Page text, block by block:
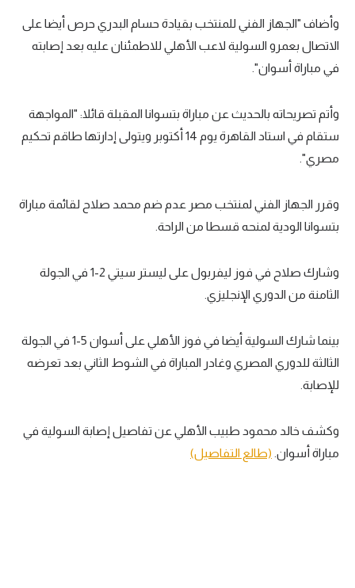
رياضات أخرى
أمم إفريقيا
كرة سلة
كرة يد
الوطن العربي
رياضة نسائية
أمريكا
ركن الألعاب
Gamers
ميركاتو
وأضاف "الجهاز الفني للمنتخب بقيادة حسام البدري حرص أيضا على
الاتصال بعمرو السولية لاعب الأهلي للاطمئنان عليه بعد إصابته
في مباراة أسوان".
وأتم تصريحاته بالحديث عن مباراة بتسوانا المقبلة قائلا: "المواجهة
ستقام في استاد القاهرة يوم 14 أكتوبر ويتولى إدارتها طاقم تحكيم
مصري".
وقرر الجهاز الفني لمنتخب مصر عدم ضم محمد صلاح لقائمة مباراة
بتسوانا الودية لمنحه قسطا من الراحة.
وشارك صلاح في فوز ليفربول على ليستر سيتي 2-1 في الجولة
الثامنة من الدوري الإنجليزي.
بينما شارك السولية أيضا في فوز الأهلي على أسوان 5-1 في الجولة
الثالثة للدوري المصري وغادر المباراة في الشوط الثاني بعد تعرضه
للإصابة.
وكشف خالد محمود طبيب الأهلي عن تفاصيل إصابة السولية في
مباراة أسوان. (طالع التفاصيل)